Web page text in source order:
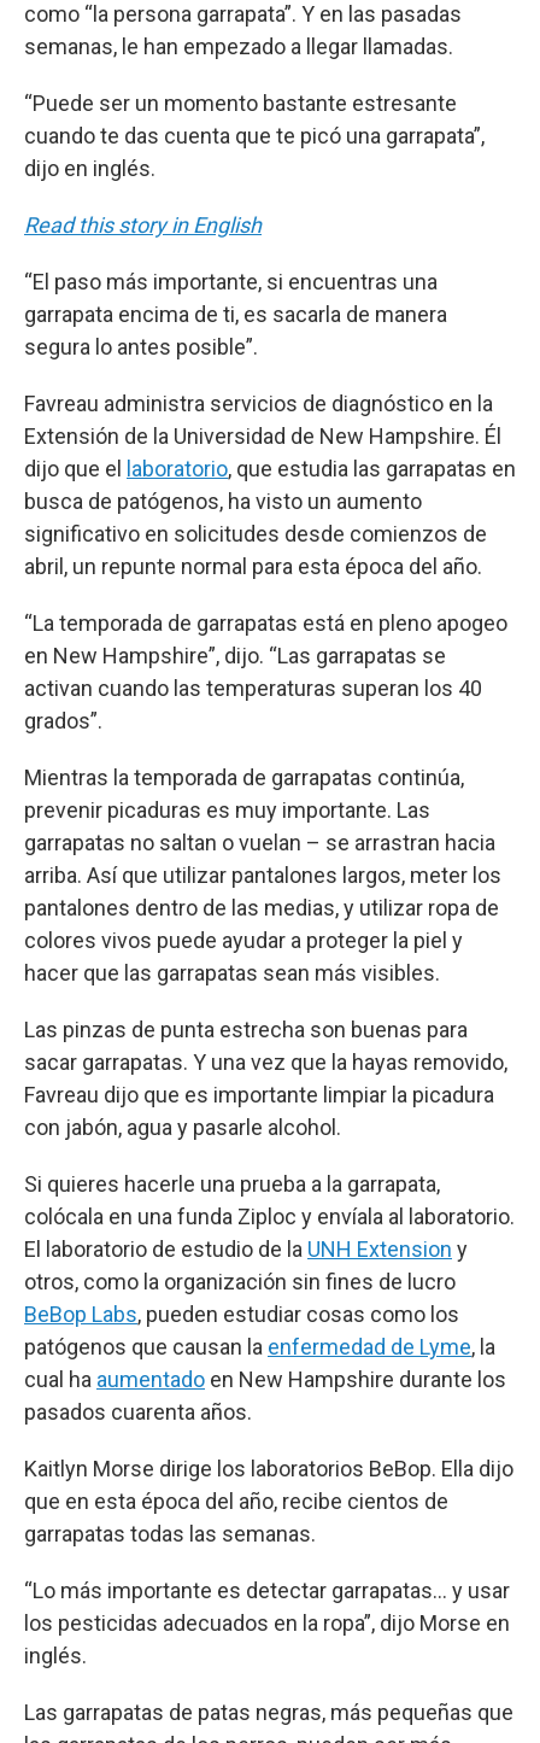
como “la persona garrapata”. Y en las pasadas
semanas, le han empezado a llegar llamadas.
“Puede ser un momento bastante estresante
cuando te das cuenta que te picó una garrapata”,
dijo en inglés.
Read this story in English
“El paso más importante, si encuentras una
garrapata encima de ti, es sacarla de manera
segura lo antes posible”.
Favreau administra servicios de diagnóstico en la
Extensión de la Universidad de New Hampshire. Él
dijo que el
laboratorio, que estudia las garrapatas en
busca de patógenos, ha visto un aumento
significativo en solicitudes desde comienzos de
abril, un repunte normal para esta época del año.
“La temporada de garrapatas está en pleno apogeo
en New Hampshire”, dijo. “Las garrapatas se
activan cuando las temperaturas superan los 40
grados”.
Mientras la temporada de garrapatas continúa,
prevenir picaduras es muy importante. Las
garrapatas no saltan o vuelan – se arrastran hacia
arriba. Así que utilizar pantalones largos, meter los
pantalones dentro de las medias, y utilizar ropa de
colores vivos puede ayudar a proteger la piel y
hacer que las garrapatas sean más visibles.
Las pinzas de punta estrecha son buenas para
sacar garrapatas. Y una vez que la hayas removido,
Favreau dijo que es importante limpiar la picadura
con jabón, agua y pasarle alcohol.
Si quieres hacerle una prueba a la garrapata,
colócala en una funda Ziploc y envíala al laboratorio.
El laboratorio de estudio de la UNH Extension y
otros, como la organización sin fines de lucro
BeBop Labs, pueden estudiar cosas como los
patógenos que causan la enfermedad de Lyme, la
cual ha aumentado en New Hampshire durante los
pasados cuarenta años.
Kaitlyn Morse dirige los laboratorios BeBop. Ella dijo
que en esta época del año, recibe cientos de
garrapatas todas las semanas.
“Lo más importante es detectar garrapatas… y usar
los pesticidas adecuados en la ropa”, dijo Morse en
inglés.
Las garrapatas de patas negras, más pequeñas que